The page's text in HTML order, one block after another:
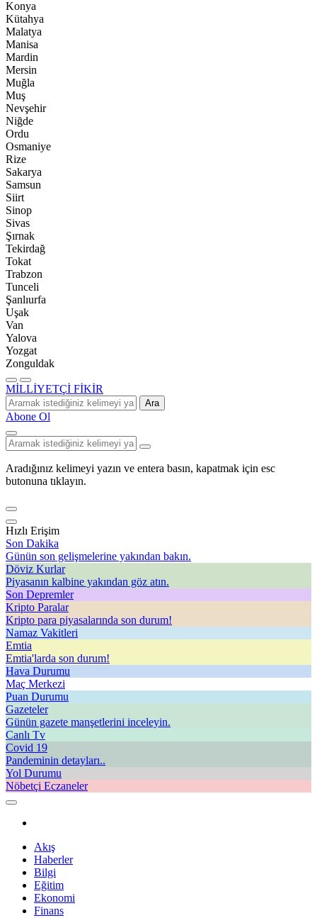
Konya
Kütahya
Malatya
Manisa
Mardin
Mersin
Muğla
Muş
Nevşehir
Niğde
Ordu
Osmaniye
Rize
Sakarya
Samsun
Siirt
Sinop
Sivas
Şırnak
Tekirdağ
Tokat
Trabzon
Tunceli
Şanlıurfa
Uşak
Van
Yalova
Yozgat
Zonguldak
MİLLİYETÇİ FİKİR
Ara
Abone Ol
Aradığınız kelimeyi yazın ve entera basın, kapatmak için esc
butonuna tıklayın.
Hızlı Erişim
Son Dakika
Günün son gelişmelerine yakından bakın.
Döviz Kurlar
Piyasanın kalbine yakından göz atın.
Son Depremler
Kripto Paralar
Kripto para piyasalarında son durum!
Namaz Vakitleri
Emtia
Emtia'larda son durum!
Hava Durumu
Maç Merkezi
Puan Durumu
Gazeteler
Günün gazete manşetlerini inceleyin.
Canlı Tv
Covid 19
Pandeminin detayları..
Yol Durumu
Nöbetçi Eczaneler
Akış
Haberler
Bilgi
Eğitim
Ekonomi
Finans